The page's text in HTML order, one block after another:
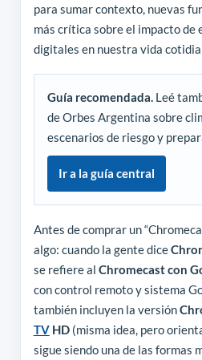
para sumar contexto, nuevas
más crítica sobre el impacto de
digitales en nuestra vida
Guía recomendada.Leé
de Orbes Argentina sobre
escenarios de riesgo y
Ir a la guía central
Antes de comprar un
algo: cuando la gente dice
se refiere al Chromecast con
con control remoto y sistema
también incluyen la versión
TVHD(misma idea, pero
sigue siendo una de las formas